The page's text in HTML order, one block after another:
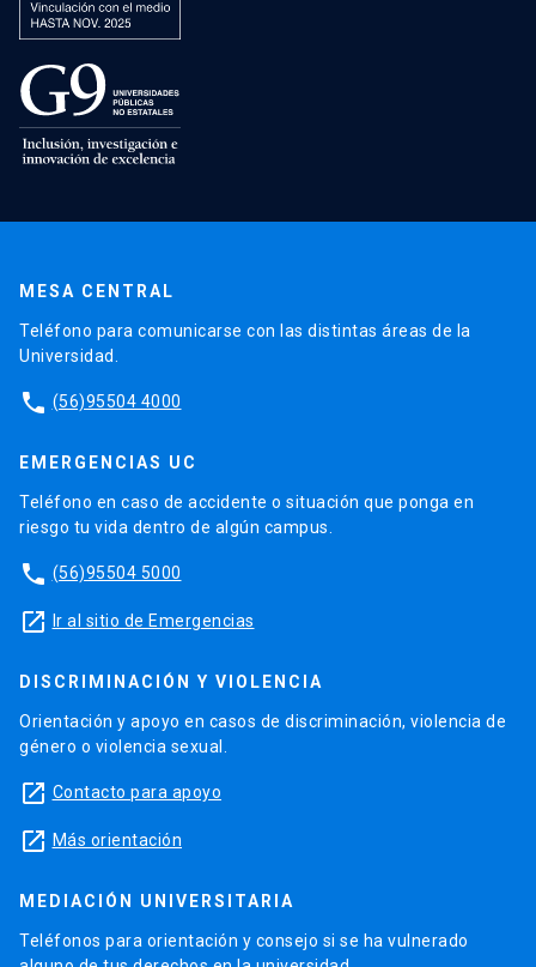
MESA CENTRAL
Teléfono para comunicarse con las distintas áreas de la
Universidad.
phone (56)95504 4000
EMERGENCIAS UC
Teléfono en caso de accidente o situación que ponga en
riesgo tu vida dentro de algún campus.
phone (56)95504 5000
launch Ir al sitio de Emergencias
DISCRIMINACIÓN Y VIOLENCIA
Orientación y apoyo en casos de discriminación, violencia de
género o violencia sexual.
launch Contacto para apoyo
launch Más orientación
MEDIACIÓN UNIVERSITARIA
Teléfonos para orientación y consejo si se ha vulnerado